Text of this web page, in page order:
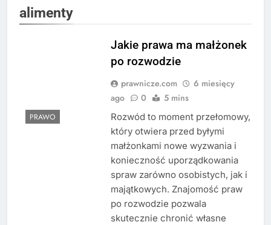
alimenty
PRAWO
Jakie prawa ma małżonek
po rozwodzie
prawnicze.com
6 miesięcy
ago
0 5 mins
Rozwód to moment przełomowy,
który otwiera przed byłymi
małżonkami nowe wyzwania i
konieczność uporządkowania
spraw zarówno osobistych, jak i
majątkowych. Znajomość praw
po rozwodzie pozwala
skutecznie chronić własne